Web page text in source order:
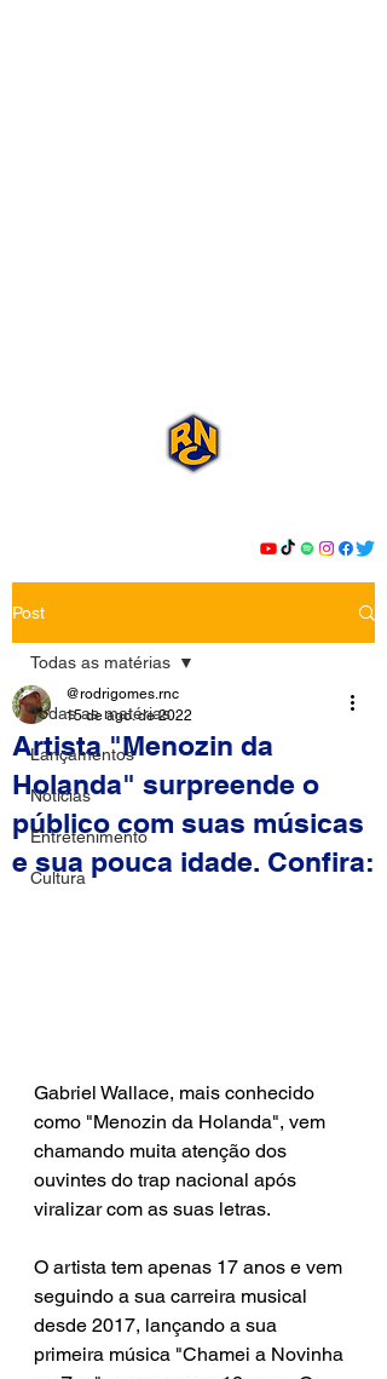
Post
Todas as matérias
Lançamentos
Notícias
Entretenimento
Cultura
Todas as matérias
Artista "Menozin da
Holanda" surpreende o
público com suas músicas
e sua pouca idade. Confira:
@rodrigomes.rnc
15 de ago. de 2022
Gabriel Wallace, mais conhecido
como "Menozin da Holanda", vem
chamando muita atenção dos
ouvintes do trap nacional após
viralizar com as suas letras.
O artista tem apenas 17 anos e vem
seguindo a sua carreira musical
desde 2017, lançando a sua
primeira música "Chamei a Novinha